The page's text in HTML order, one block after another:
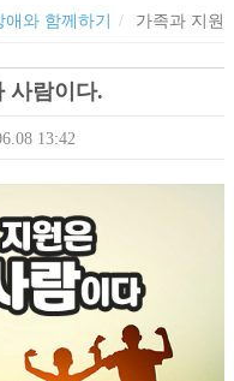
애와 함께하기 가족과 지원
사람이다.
13:42